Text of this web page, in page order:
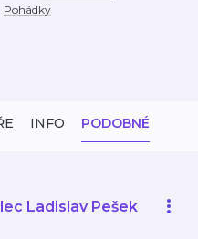
Pohádky
INFO PODOBNÉ
Ladislav Pešek